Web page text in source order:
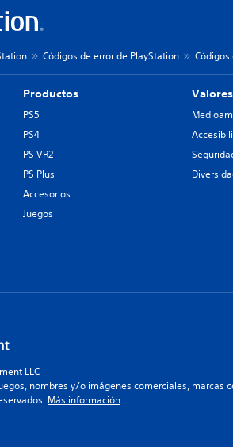
Códigos de error de PlayStation Códigos
Productos
PS5
PS4
PS VR2
PS Plus
Accesorios
Juegos
Valores
LLC
nombres y/o imágenes comerciales,
Más información